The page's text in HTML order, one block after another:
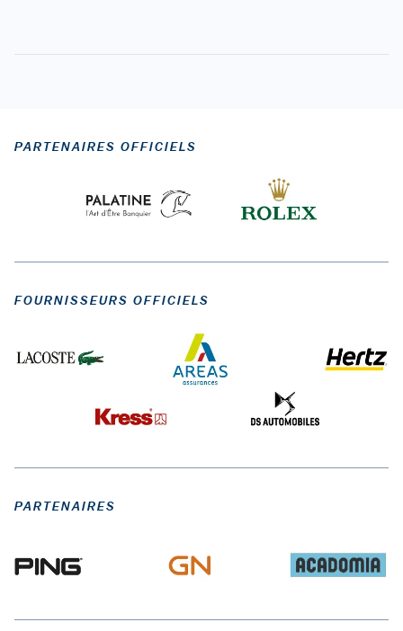
PARTENAIRES OFFICIELS
FOURNISSEURS OFFICIELS
PARTENAIRES